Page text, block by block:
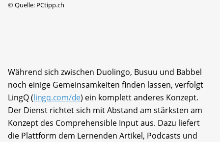
©Quelle: PCtipp.ch
Während sich zwischen Duolingo, Busuu und Babbel
noch einige Gemeinsamkeiten finden lassen, verfolgt
LingQ (lingq.com/de) ein komplett anderes Konzept.
Der Dienst richtet sich mit Abstand am stärksten am
Konzept des Comprehensible Input aus. Dazu liefert
die Plattform dem Lernenden Artikel, Podcasts und